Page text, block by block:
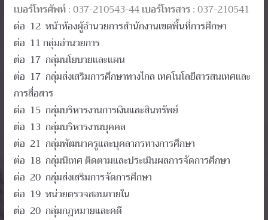
เบอร์โทรศัพท์: 037-210543-44เบอร์โทรสาร: 037-210541
ต่อ 12 หน้าห้องผู้อำนวยการสำนักงานเขตพื้นที่การศึกษา
ต่อ 11 กลุ่มอำนวยการ
ต่อ 17 กลุ่มนโยบายและแผน
ต่อ 17 กลุ่มส่งเสริมการศึกษาทางไกล เทคโนโลยีสารสนเทศและ
การสื่อสาร
ต่อ 15 กลุ่มบริหารงานการเงินและสินทรัพย์
ต่อ 13 กลุ่มบริหารงานบุคคล
ต่อ 21 กลุ่มพัฒนาครูและบุคลากรทางการศึกษา
ต่อ 18 กลุ่มนิเทศ ติดตามและประเมินผลการจัดการศึกษา
ต่อ 20 กลุ่มส่งเสริมการจัดการศึกษา
ต่อ 19 หน่วยตรวจสอบภายใน
ต่อ 20 กลุ่มกฎหมายและคดี